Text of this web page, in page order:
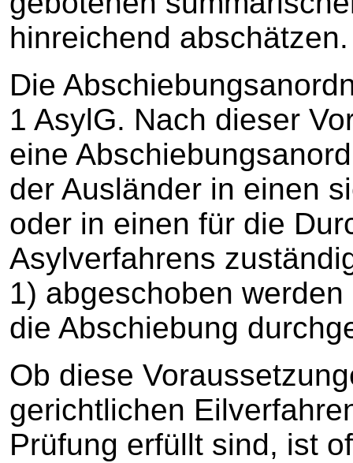
hinreichend abschätzen.
Die
1 AsylG. Nach dieser
eine
der Ausländer in einen
oder in einen für die
Asylverfahrens
1) abgeschoben
die Abschiebung
Ob diese
gerichtlichen
Prüfung erfüllt sind, ist